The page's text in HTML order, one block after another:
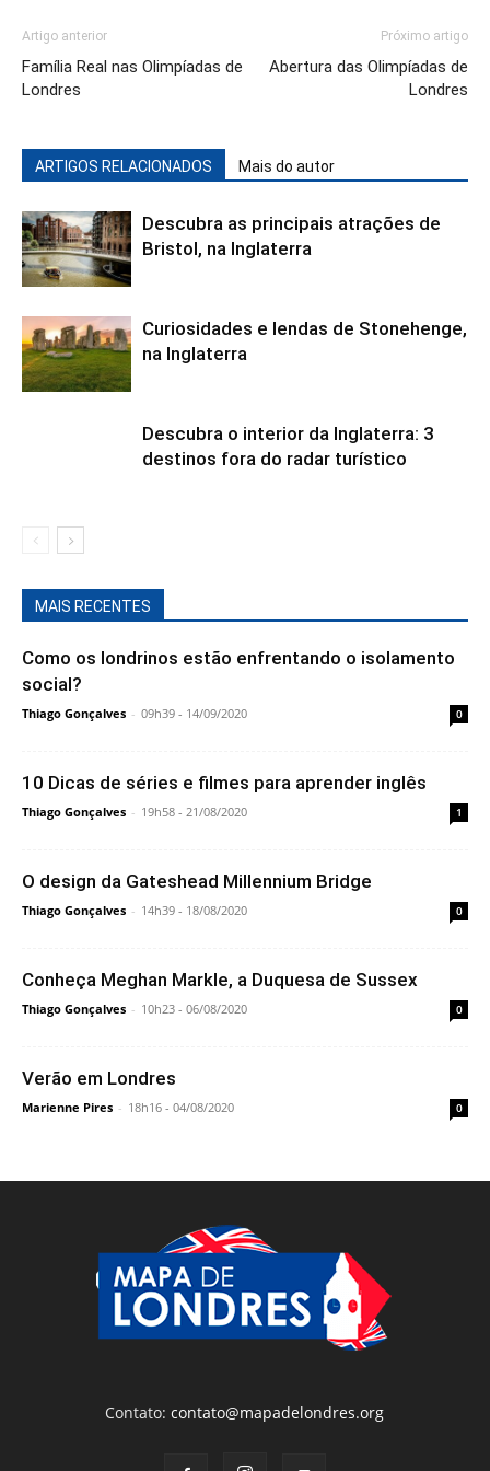
Artigo anterior
Família Real nas Olimpíadas de
Londres
Próximo artigo
Abertura das Olimpíadas de
Londres
ARTIGOS RELACIONADOS Mais do autor
Descubra as principais atrações de
Bristol, na Inglaterra
Curiosidades e lendas de Stonehenge,
na Inglaterra
Descubra o interior da Inglaterra: 3
destinos fora do radar turístico
MAIS RECENTES
Como os londrinos estão enfrentando o isolamento
social?
Thiago Gonçalves - 09h39 - 14/09/2020 0
10 Dicas de séries e filmes para aprender inglês
Thiago Gonçalves - 19h58 - 21/08/2020 1
O design da Gateshead Millennium Bridge
Thiago Gonçalves - 14h39 - 18/08/2020 0
Conheça Meghan Markle, a Duquesa de Sussex
Thiago Gonçalves - 10h23 - 06/08/2020 0
Verão em Londres
Marienne Pires - 18h16 - 04/08/2020 0
Contato:contato@mapadelondres.org